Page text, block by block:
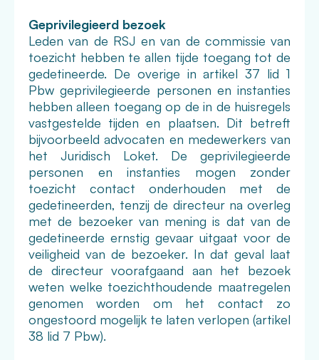
Geprivilegieerd bezoek
Leden van de RSJ en van de commissie van
toezicht hebben te allen tijde toegang tot de
gedetineerde. De overige in artikel 37 lid 1
Pbw geprivilegieerde personen en instanties
hebben alleen toegang op de in de huisregels
vastgestelde tijden en plaatsen. Dit betreft
bijvoorbeeld advocaten en medewerkers van
het Juridisch Loket. De geprivilegieerde
personen en instanties mogen zonder
toezicht contact onderhouden met de
gedetineerden, tenzij de directeur na overleg
met de bezoeker van mening is dat van de
gedetineerde ernstig gevaar uitgaat voor de
veiligheid van de bezoeker. In dat geval laat
de directeur voorafgaand aan het bezoek
weten welke toezichthoudende maatregelen
genomen worden om het contact zo
ongestoord mogelijk te laten verlopen (artikel
38 lid 7 Pbw).